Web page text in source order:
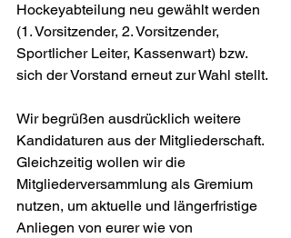
Hockeyabteilung neu gewählt werden
(1. Vorsitzender, 2. Vorsitzender,
Sportlicher Leiter, Kassenwart) bzw.
sich der Vorstand erneut zur Wahl stellt.
Wir begrüßen ausdrücklich weitere
Kandidaturen aus der Mitgliederschaft.
Gleichzeitig wollen wir die
Mitgliederversammlung als Gremium
nutzen, um aktuelle und längerfristige
Anliegen von eurer wie von